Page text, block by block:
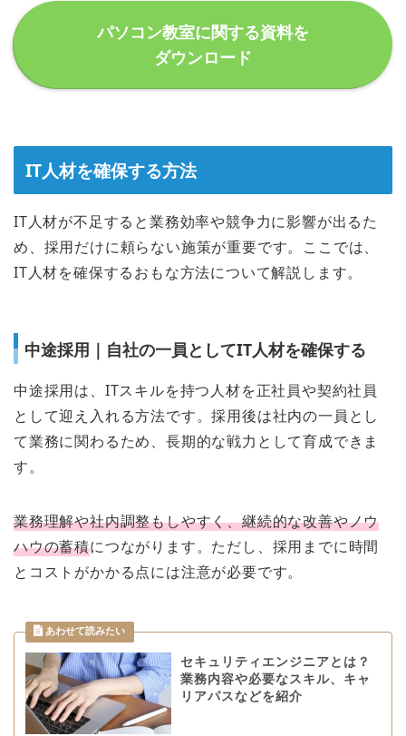
パソコン教室に関する資料を
ダウンロード
IT人材を確保する方法
IT人材が不足すると業務効率や競争力に影響が出るた
め、採用だけに頼らない施策が重要です。ここでは、
IT人材を確保するおもな方法について解説します。
中途採用｜自社の一員としてIT人材を確保する
中途採用は、ITスキルを持つ人材を正社員や契約社員
として迎え入れる方法です。採用後は社内の一員とし
て業務に関わるため、長期的な戦力として育成できま
す。
業務理解や社内調整もしやすく、継続的な改善やノウ
ハウの蓄積につながります。ただし、採用までに時間
とコストがかかる点には注意が必要です。
セキュリティエンジニアとは？
業務内容や必要なスキル、キャ
リアパスなどを紹介